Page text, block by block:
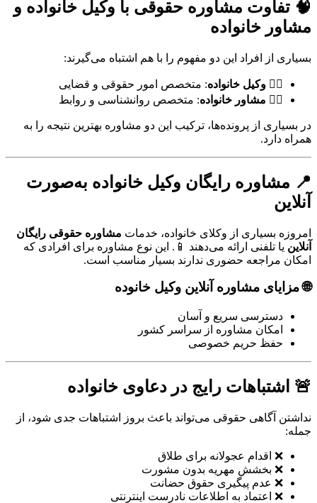
🧠 تفاوت مشاوره حقوقی با وکیل خانواده و
مشاور خانواده
بسیاری از افراد این دو مفهوم را با هم اشتباه می‌گیرند:
👨‍⚖️ وکیل خانواده: متخصص امور حقوقی و قضایی
🧑‍⚕️ مشاور خانواده: متخصص روانشناسی و روابط
در بسیاری از پرونده‌ها، ترکیب این دو مشاوره بهترین نتیجه را به
همراه دارد.
📍 مشاوره رایگان وکیل خانواده به‌صورت
آنلاین
امروزه بسیاری از وکلای خانواده، خدمات مشاوره حقوقی رایگان
آنلاین یا تلفنی ارائه می‌دهند 📱. این نوع مشاوره برای افرادی که
امکان مراجعه حضوری ندارند بسیار مناسب است.
🌐 مزایای مشاوره آنلاین وکیل خانوده
دسترسی سریع و آسان
امکان مشاوره از سراسر کشور
حفظ حریم خصوصی
🚨 اشتباهات رایج در دعاوی خانواده
نداشتن آگاهی حقوقی می‌تواند باعث بروز اشتباهات جدی شود، از
جمله:
❌ اقدام عجولانه برای طلاق
❌ بخشش مهریه بدون مشورت
❌ عدم پیگیری حقوق حضانت
❌ اعتماد به اطلاعات نادرست اینترنتی